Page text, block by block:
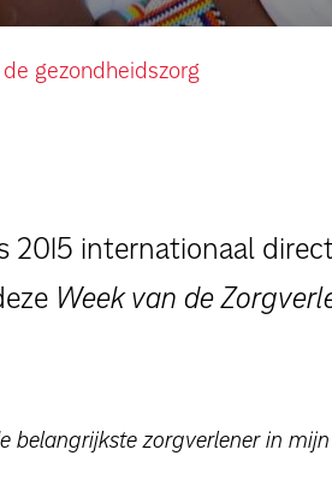
gezondheidszorg
2015 internationaal
Week van de
belangrijkste zorgverlener in mijn